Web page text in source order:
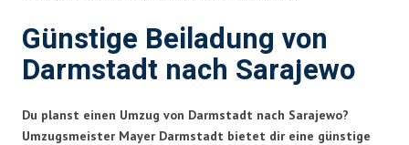
Günstige Beiladung von
Darmstadt nach Sarajewo
Du planst einen Umzug von Darmstadt nach Sarajewo?
Umzugsmeister Mayer Darmstadt bietet dir eine günstige